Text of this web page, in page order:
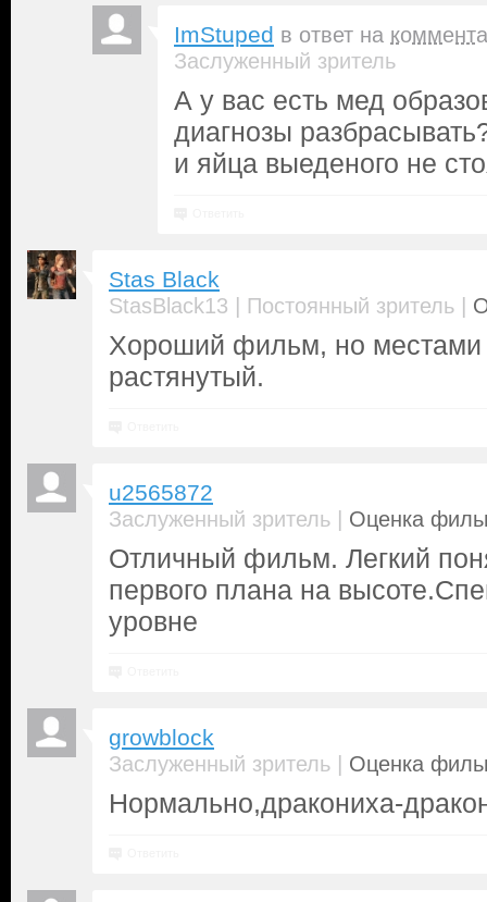
ImStuped в ответ на
Заслуженный зритель
А у вас есть мед
диагнозы
и яйца выеденого не
Stas Black
StasBlack13 | Постоянный зритель |
Хороший фильм, но местами
растянутый.
u2565872
Заслуженный зритель | Оценка
Отличный фильм. Легкий
первого плана на
уровне
growblock
Заслуженный зритель | Оценка
Нормально,дракониха-